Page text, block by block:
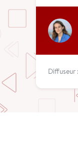
Diffuseur